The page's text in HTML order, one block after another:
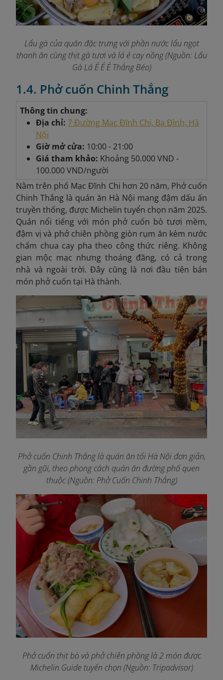
Lẩu gà của quán đặc trưng với phần nước lẩu ngọt
thanh ăn cùng thịt gà tươi và lá é cay nồng(Nguồn: Lẩu
Gà Lá É É É Thắng Béo)
1.4. Phở cuốn Chinh Thắng
Thông tin chung:
Địa chỉ: 7 Đường Mạc Đĩnh Chi, Ba Đình, Hà
Nội
Giờ mở cửa: 10:00 - 21:00
Giá tham khảo: Khoảng 50.000 VND -
100.000 VND/người
Nằm trên phố Mạc Đĩnh Chi hơn 20 năm, Phở cuốn
Chinh Thắng là quán ăn Hà Nội mang đậm dấu ấn
truyền thống, được Michelin tuyển chọn năm 2025.
Quán nổi tiếng với món phở cuốn bò tươi mềm,
đậm vị và phở chiên phồng giòn rụm ăn kèm nước
chấm chua cay pha theo công thức riêng. Không
gian mộc mạc nhưng thoáng đãng, có cả trong
nhà và ngoài trời. Đây cũng là nơi đầu tiên bán
món phở cuốn tại Hà thành.
Phở cuốn Chinh Thắng là quán ăn tối Hà Nội đơn giản,
gần gũi, theo phong cách quán ăn đường phố quen
thuộc (Nguồn: Phở Cuốn Chinh Thắng)
Phở cuốn thịt bò và phở chiên phồng là 2 món được
Michelin Guide tuyển chọn (Nguồn: Tripadvisor)